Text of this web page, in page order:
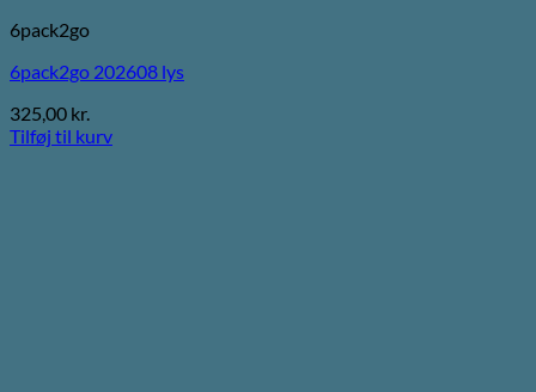
6pack2go
6pack2go 202608 lys
325,00 kr.
Tilføj til kurv